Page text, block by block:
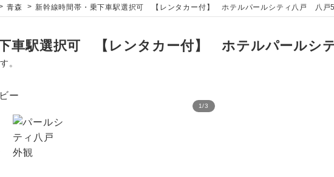
青森 > 新幹線時間帯・乗下車駅選択可 【レンタカー付】 ホテルパールシティ八戸 八戸
下車駅選択可 【レンタカー付】 ホテルパールシ
。
1/3